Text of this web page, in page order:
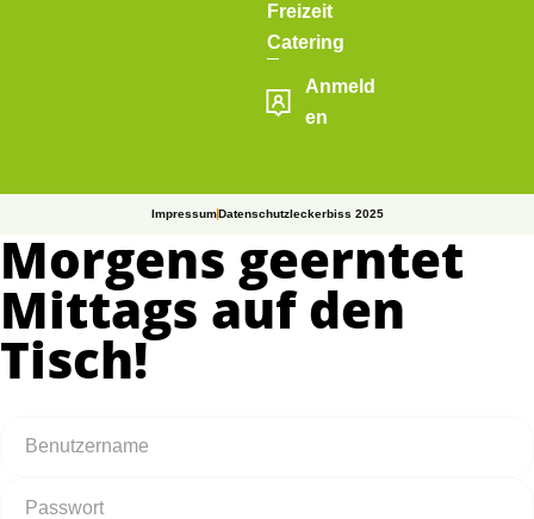
Freizeit
Catering
Anmeld
en
ImpressumDatenschutzleckerbiss 2025
Morgens geerntet
Mittags auf den
Tisch!